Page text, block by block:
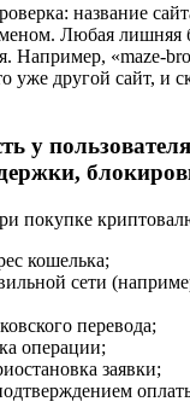
название
Любая лишняя
Например, «maze-
уже другой сайт, и
у
покупке
кошелька;
сети
перевода;
операции;
заявки;